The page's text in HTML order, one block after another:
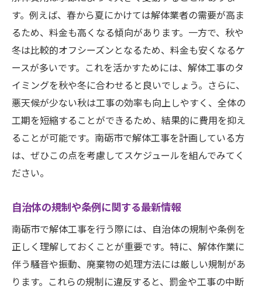
す。例えば、春から夏にかけては解体業者の需要が高ま
るため、料金も高くなる傾向があります。一方で、秋や
冬は比較的オフシーズンとなるため、料金も安くなるケ
ースが多いです。これを活かすためには、解体工事のタ
イミングを秋や冬に合わせると良いでしょう。さらに、
悪天候が少ない秋は工事の効率も向上しやすく、全体の
工期を短縮することができるため、結果的に費用を抑え
ることが可能です。南砺市で解体工事を計画している方
は、ぜひこの点を考慮してスケジュールを組んでみてく
ださい。
自治体の規制や条例に関する最新情報
南砺市で解体工事を行う際には、自治体の規制や条例を
正しく理解しておくことが重要です。特に、解体作業に
伴う騒音や振動、廃棄物の処理方法には厳しい規制があ
ります。これらの規制に違反すると、罰金や工事の中断